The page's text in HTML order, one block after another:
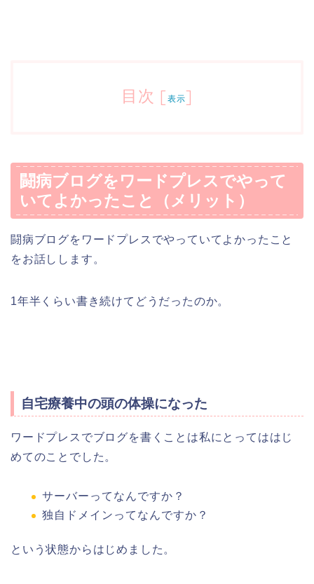
目次 [ 表示]
闘病ブログをワードプレスでやって
いてよかったこと（メリット）
闘病ブログをワードプレスでやっていてよかったこと
をお話しします。
1年半くらい書き続けてどうだったのか。
自宅療養中の頭の体操になった
ワードプレスでブログを書くことは私にとってははじ
めてのことでした。
サーバーってなんですか？
独自ドメインってなんですか？
という状態からはじめました。